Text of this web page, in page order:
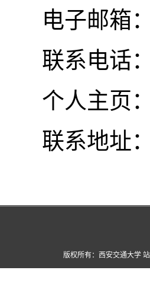
电子邮箱
联系电话
个人主页
联系地址
版权所有：西安交通大学